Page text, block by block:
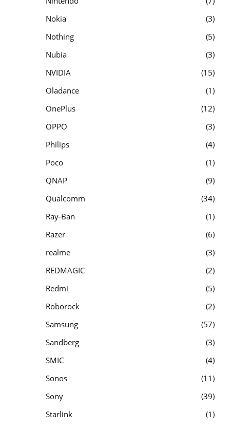
Nokia
3
Nothing
5
Nubia
3
NVIDIA
15
Oladance
1
OnePlus
12
OPPO
3
Philips
4
Poco
1
QNAP
9
Qualcomm
34
Ray-Ban
1
Razer
6
realme
3
REDMAGIC
2
Redmi
5
Roborock
2
Samsung
57
Sandberg
3
SMIC
4
Sonos
11
Sony
39
Starlink
1